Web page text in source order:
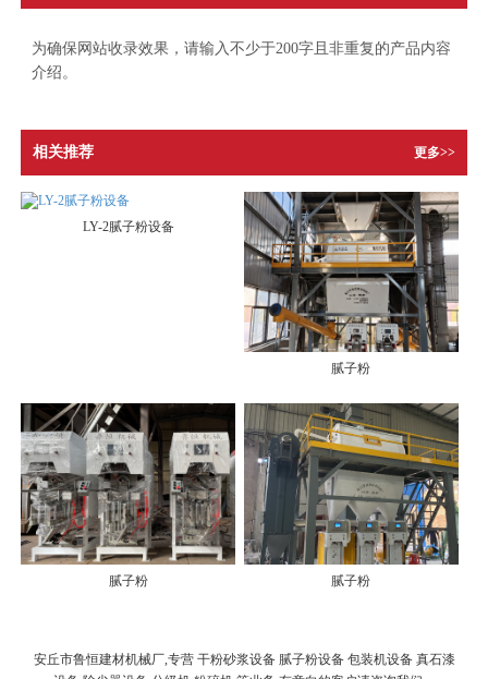
为确保网站收录效果，请输入不少于200字且非重复的产品内容
介绍。
相关推荐 更多>>
LY-2腻子粉设备
腻子粉
腻子粉 腻子粉
安丘市鲁恒建材机械厂,专营 干粉砂浆设备 腻子粉设备 包装机设备 真石漆